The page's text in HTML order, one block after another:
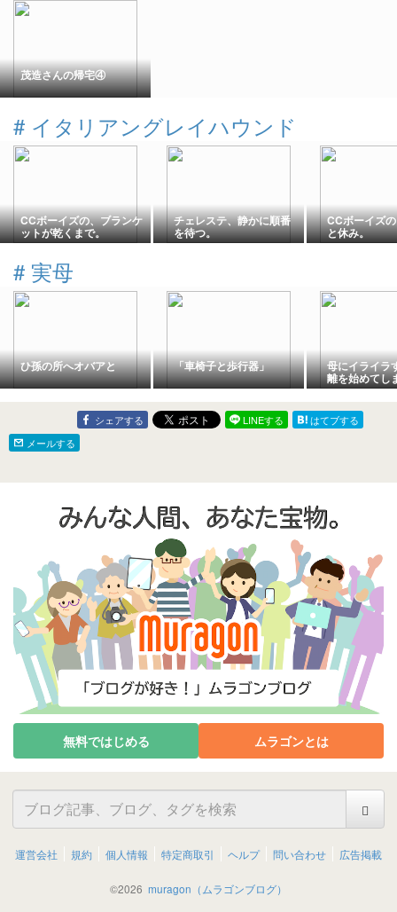
茂造さんの帰宅④
# イタリアングレイハウンド
CCボーイズの、ブランケ
ットが乾くまで。
チェレステ、静かに順番
を待つ。
CCボーイズ
と休み。
# 実母
ひ孫の所へオバアと 「車椅子と歩行器」 母にイライラ
離を始めてし
シェアする LINEする
はてブする
メールする
無料ではじめる ムラゴンとは
運営会社 規約 個人情報 特定商取引 ヘルプ 問い合わせ 広告掲載
©2026 muragon（ムラゴンブログ）